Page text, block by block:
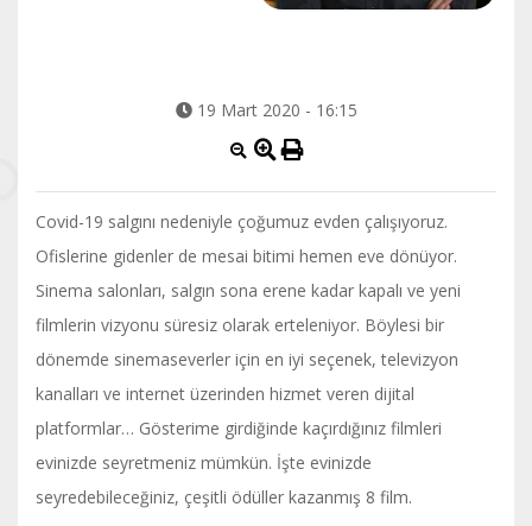
19 Mart 2020 - 16:15
Covid-19 salgını nedeniyle çoğumuz evden çalışıyoruz.
Ofislerine gidenler de mesai bitimi hemen eve dönüyor.
Sinema salonları, salgın sona erene kadar kapalı ve yeni
filmlerin vizyonu süresiz olarak erteleniyor. Böylesi bir
dönemde sinemaseverler için en iyi seçenek, televizyon
kanalları ve internet üzerinden hizmet veren dijital
platformlar… Gösterime girdiğinde kaçırdığınız filmleri
evinizde seyretmeniz mümkün. İşte evinizde
seyredebileceğiniz, çeşitli ödüller kazanmış 8 film.